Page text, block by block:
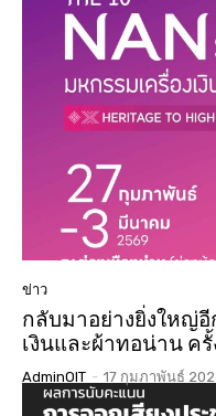
ข่าว
กลับมาอย่างยิ่งใหญ่
เงินและผ้าทอน่าน ครั้
AdminOIT - 17 กุมภาพันธ์